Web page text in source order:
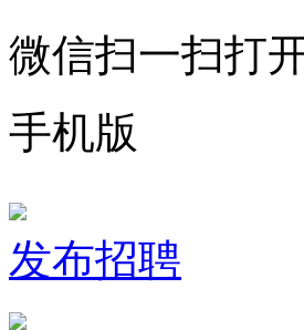
微信扫一扫打
手机版
发布招聘